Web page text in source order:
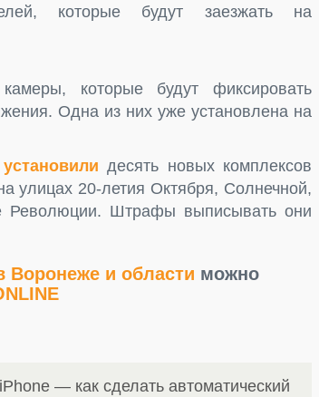
которые будут заезжать на
которые будут фиксировать
Одна из них уже установлена на
установили десять новых комплексов
20-летия Октября, Солнечной,
Революции. Штрафы выписывать они
и области можно
— как сделать автоматический